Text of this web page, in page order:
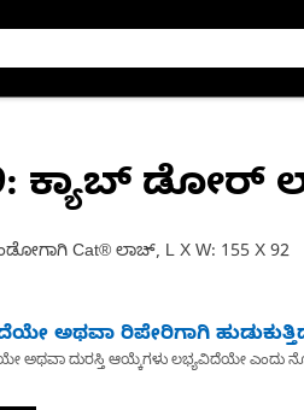
: ಕ್ಯಾಬ್ ಡೋರ್
Cat® ಲಾಚ್, L X W: 155 X 92
ಅಥವಾ ರಿಪೇರಿಗಾಗಿ
ಅಥವಾ ದುರಸ್ತಿ ಆಯ್ಕೆಗಳು ಲಭ್ಯವಿದೆಯೇ ಎಂದು